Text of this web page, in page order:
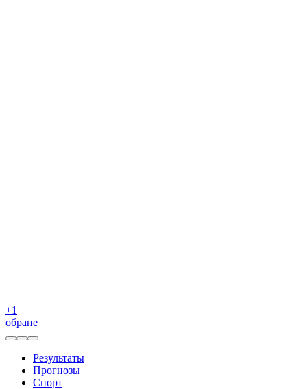
+1
обране
Результаты
Прогнозы
Спорт